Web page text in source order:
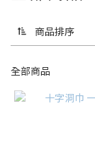
商品排序
全部商品